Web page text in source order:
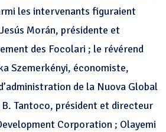
les intervenants figuraient
Morán, présidente et
des Focolari ; le révérend
Szemerkényi, économiste,
de la Nuova Global
B. Tantoco, président et directeur
Corporation ; Olayemi